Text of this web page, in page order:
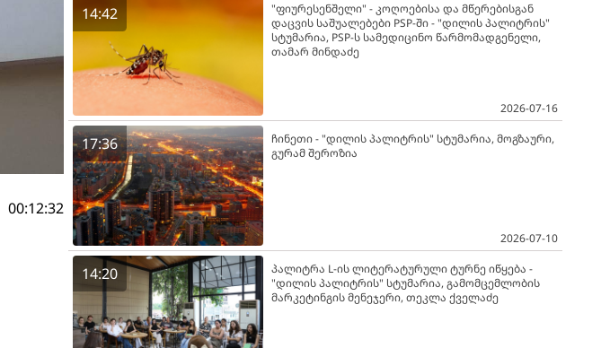
00:12:32
14:42
"ფიურესენშელი" - კოღოებისა და მწერებისგან
დაცვის საშუალებები PSP-ში - "დილის პალიტრის"
სტუმარია, PSP-ს სამედიცინო წარმომადგენელი,
თამარ მინდაძე
2026-07-16
17:36
ჩინეთი - "დილის პალიტრის" სტუმარია, მოგზაური,
გურამ შეროზია
2026-07-10
14:20
პალიტრა L-ის ლიტერატურული ტურნე იწყება -
"დილის პალიტრის" სტუმარია, გამომცემლობის
მარკეტინგის მენეჯერი, თეკლა ქველაძე